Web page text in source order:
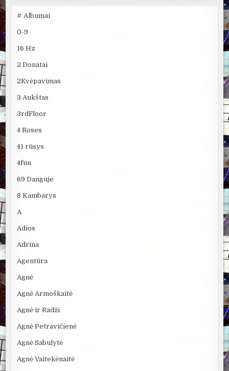
# Albumai
0-9
16 Hz
2 Donatai
2Kvėpavimas
3 Aukštas
3rdFloor
4 Roses
41 rūsys
4fun
69 Danguje
8 Kambarys
A
Adios
Adrina
Agentūra
Agnė
Agnė Armoškaitė
Agnė ir Radži
Agnė Petravičienė
Agnė Sabulytė
Agnė Vaitekėnaitė